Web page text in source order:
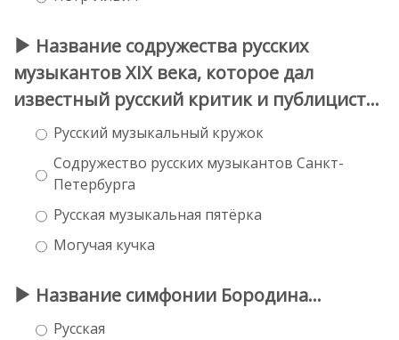
Название содружества русских
музыкантов XIX века, которое дал
известный русский критик и публицист...
Русский музыкальный кружок
Содружество русских музыкантов Санкт-
Петербурга
Русская музыкальная пятёрка
Могучая кучка
Название симфонии Бородина...
Русская